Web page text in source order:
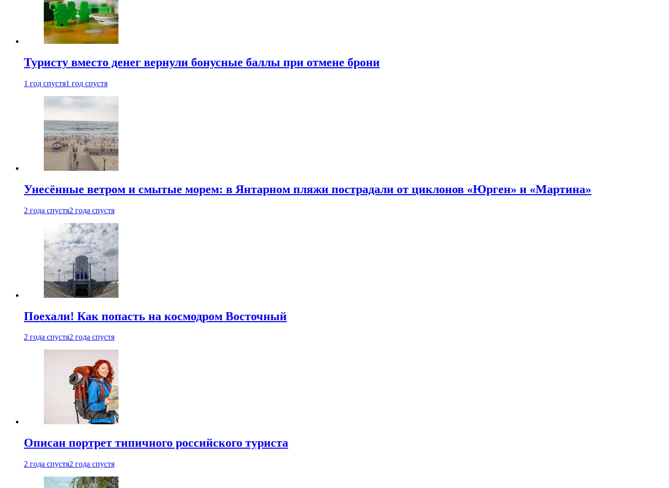
Туристу вместо денег вернули бонусные баллы при отмене брони
1 год спустя1 год спустя
Унесённые ветром и смытые морем: в Янтарном пляжи пострадали от циклонов «Юрген» и «Мартина»
2 года спустя2 года спустя
Поехали! Как попасть на космодром Восточный
2 года спустя2 года спустя
Описан портрет типичного российского туриста
2 года спустя2 года спустя